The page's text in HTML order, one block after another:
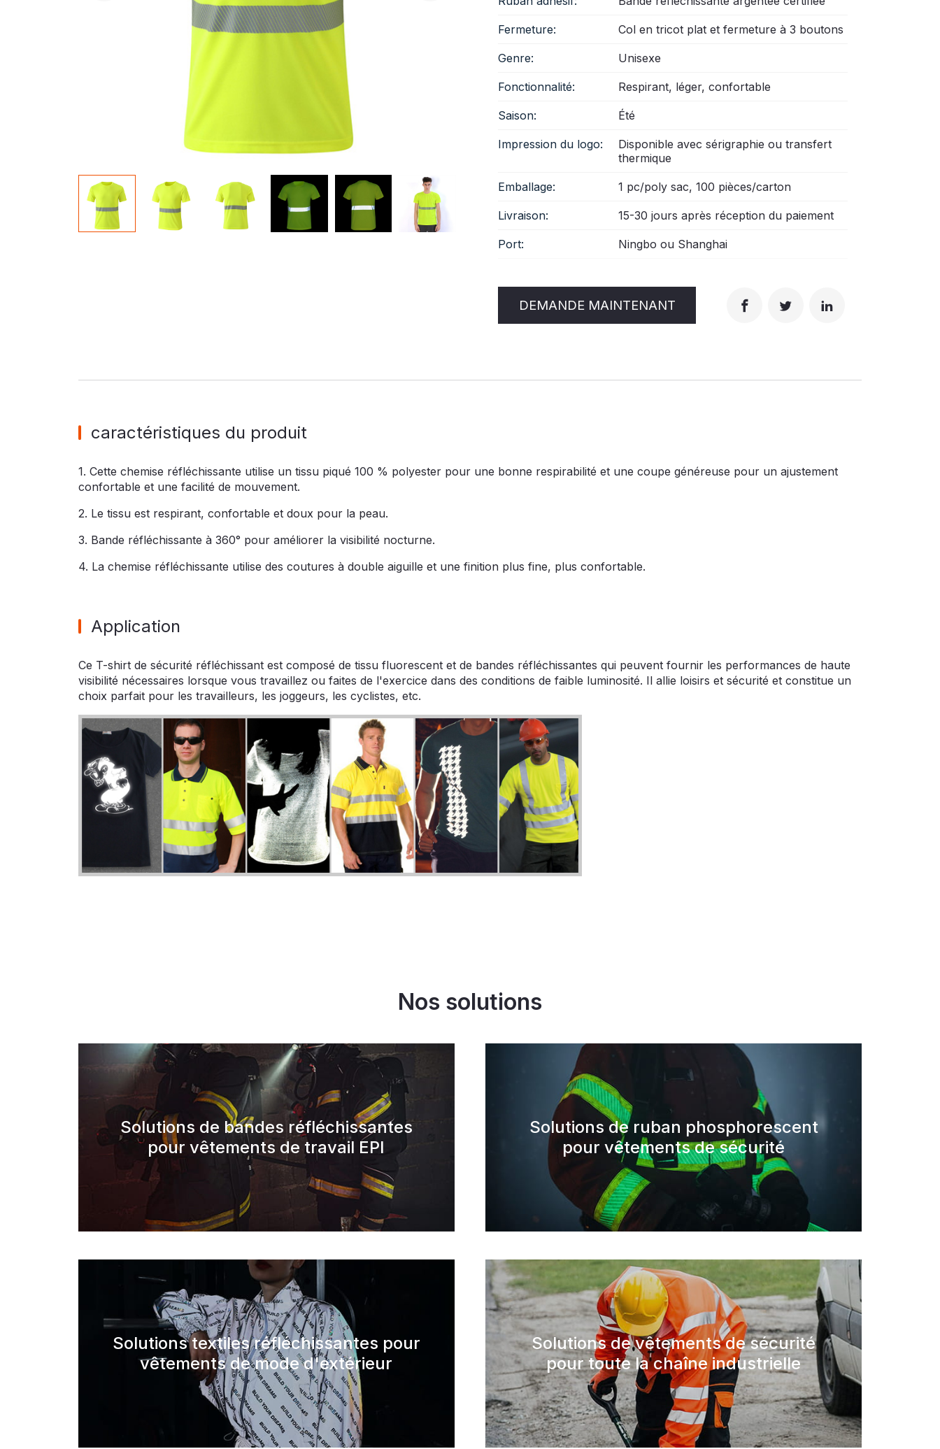
Fermeture: Col en tricot plat et fermeture à 3 boutons
Genre: Unisexe
Fonctionnalité: Respirant, léger, confortable
Saison: Été
Impression du logo:
Disponible avec sérigraphie ou transfert
thermique
Emballage: 1 pc/poly sac, 100 pièces/carton
Livraison: 15-30 jours après réception du paiement
Port: Ningbo ou Shanghai
DEMANDE MAINTENANT
caractéristiques du produit
1. Cette chemise réfléchissante utilise un tissu piqué 100 % polyester pour une bonne respirabilité et une coupe généreuse pour un ajustement
confortable et une facilité de mouvement.
2. Le tissu est respirant, confortable et doux pour la peau.
3. Bande réfléchissante à 360° pour améliorer la visibilité nocturne.
4. La chemise réfléchissante utilise des coutures à double aiguille et une finition plus fine, plus confortable.
Application
Ce T-shirt de sécurité réfléchissant est composé de tissu fluorescent et de bandes réfléchissantes qui peuvent fournir les performances de haute
visibilité nécessaires lorsque vous travaillez ou faites de l'exercice dans des conditions de faible luminosité. Il allie loisirs et sécurité et constitue un
choix parfait pour les travailleurs, les joggeurs, les cyclistes, etc.
Nos solutions
Solutions de bandes réfléchissantes
pour vêtements de travail EPI
Solutions de ruban phosphorescent
pour vêtements de sécurité
Solutions textiles réfléchissantes pour
vêtements de mode d'extérieur
Solutions de vêtements de sécurité
pour toute la chaîne industrielle